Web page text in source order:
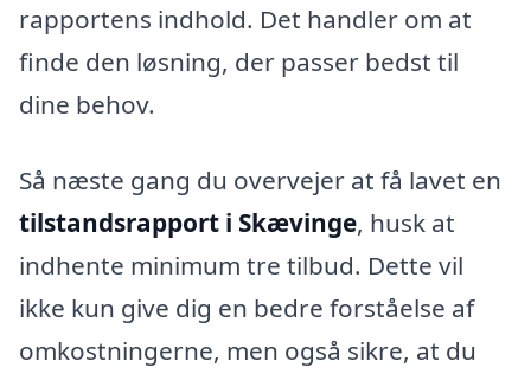
rapportens indhold. Det handler om at
finde den løsning, der passer bedst til
dine behov.
Så næste gang du overvejer at få lavet en
tilstandsrapport i Skævinge, husk at
indhente minimum tre tilbud. Dette vil
ikke kun give dig en bedre forståelse af
omkostningerne, men også sikre, at du